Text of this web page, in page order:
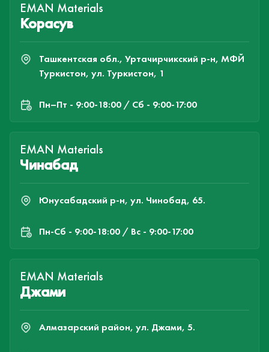
EMAN Materials
Корасув
Ташкентская обл., Уртачирчикский р-н, МФЙ
Туркистон, ул. Туркистон, 1
Пн–Пт - 9:00-18:00 / Сб - 9:00-17:00
EMAN Materials
Чинабад
Юнусабадский р-н, ул. Чинобад, 65.
Пн-Cб - 9:00-18:00 / Вс - 9:00-17:00
EMAN Materials
Джами
Алмазарский район, ул. Джами, 5.